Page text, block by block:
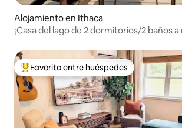
Alojamiento en Ithaca
¡Casa del lago de 2 dormitorios/2 baños
Favorito entre huéspedes preferido
Favorito entre huéspedes